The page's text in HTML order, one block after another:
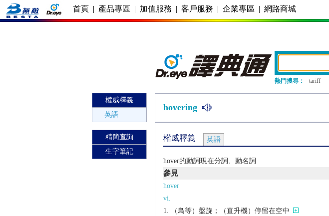
首頁 | 產品專區 | 加值服務 | 客戶服務 | 企業專區 | 網路商城
熱門搜尋： tariff
權威釋義
英語
精簡查詢
生字筆記
hovering
權威釋義 英語
hover的動詞現在分詞、動名詞
參見
hover
vi.
（鳥等）盤旋；（直升機）停留在空中